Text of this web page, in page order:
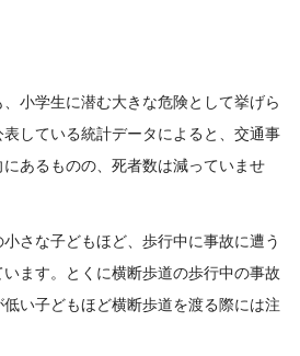
小学生に潜む大きな危険として挙げら
している統計データによると、交通事
あるものの、死者数は減っていませ
さな子どもほど、歩行中に事故に遭う
ます。とくに横断歩道の歩行中の事故
い子どもほど横断歩道を渡る際には注